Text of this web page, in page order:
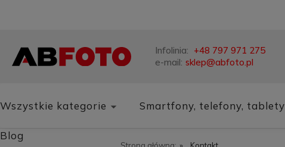
Infolinia: +48 797 971 275
e-mail: sklep@abfoto.pl
Wszystkie kategorie Smartfony, telefony, tablety
Blog